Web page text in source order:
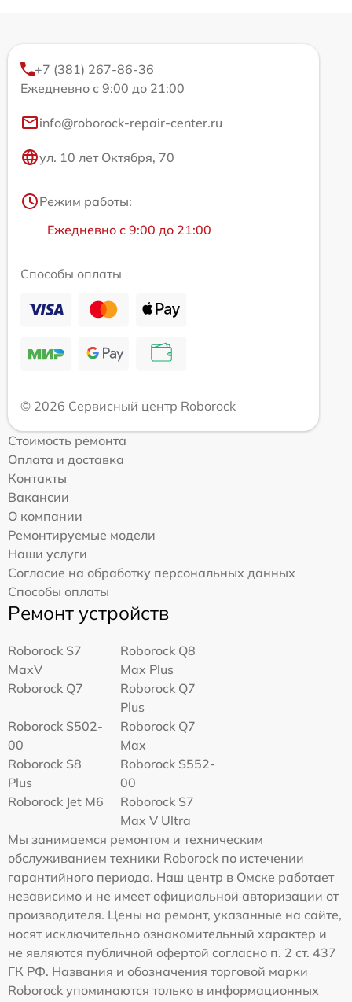
+7 (381) 267-86-36
Ежедневно с 9:00 до 21:00
info@roborock-repair-center.ru
ул. 10 лет Октября, 70
Режим работы:
Ежедневно с 9:00 до 21:00
Способы оплаты
© 2026 Сервисный центр Roborock
Стоимость ремонта
Оплата и доставка
Контакты
Вакансии
О компании
Ремонтируемые модели
Наши услуги
Согласие на обработку персональных данных
Способы оплаты
Ремонт устройств
Roborock S7
MaxV
Roborock Q8
Max Plus
Roborock Q7
Roborock Q7
Plus
Roborock S502-
00
Roborock Q7
Max
Roborock S8
Plus
Roborock S552-
00
Roborock Jet M6
Roborock S7
Max V Ultra
Мы занимаемся ремонтом и техническим
обслуживанием техники Roborock по истечении
гарантийного периода. Наш центр в Омске работает
независимо и не имеет официальной авторизации от
производителя. Цены на ремонт, указанные на сайте,
носят исключительно ознакомительный характер и
не являются публичной офертой согласно п. 2 ст. 437
ГК РФ. Названия и обозначения торговой марки
Roborock упоминаются только в информационных